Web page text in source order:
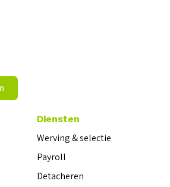
Diensten
Werving & selectie
Payroll
Detacheren